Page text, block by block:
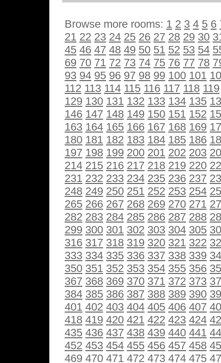
Browse more rooms: 1 2 3 4 5 6
21 22 23 24 25 26 27 28 29 30
45 46 47 48 49 50 51 52 53 54
69 70 71 72 73 74 75 76 77 78
93 94 95 96 97 98 99 100 101
112 113 114 115 116 117 118 119
129 130 131 132 133 134 135
146 147 148 149 150 151 152
163 164 165 166 167 168 169
180 181 182 183 184 185 186
197 198 199 200 201 202 203
214 215 216 217 218 219 220
231 232 233 234 235 236 237
248 249 250 251 252 253 254
265 266 267 268 269 270 271
282 283 284 285 286 287 288
299 300 301 302 303 304 305
316 317 318 319 320 321 322
333 334 335 336 337 338 339
350 351 352 353 354 355 356
367 368 369 370 371 372 373
384 385 386 387 388 389 390
401 402 403 404 405 406 407
418 419 420 421 422 423 424
435 436 437 438 439 440 441
452 453 454 455 456 457 458
469 470 471 472 473 474 475